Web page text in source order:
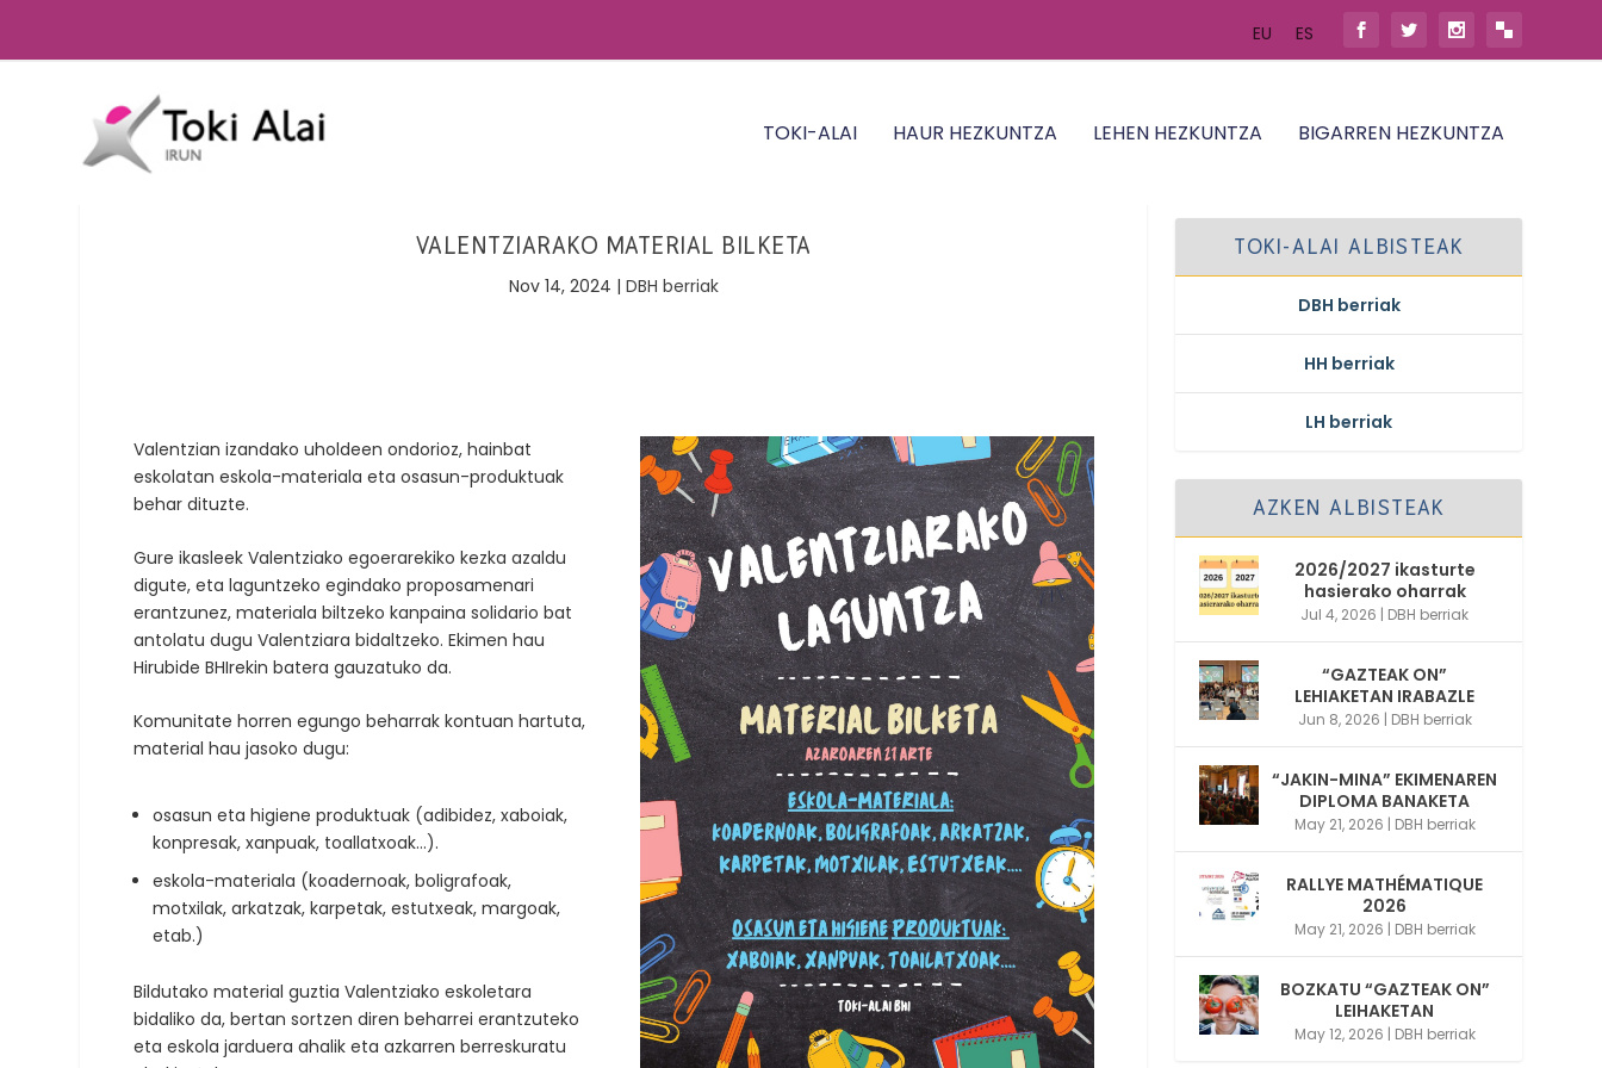
EU ES
TOKI-ALAI HAUR HEZKUNTZA LEHEN HEZKUNTZA BIGARREN HEZKUNTZA
VALENTZIARAKO MATERIAL BILKETA
Nov 14, 2024 | DBH berriak
Valentzian izandako uholdeen ondorioz, hainbat
eskolatan eskola-materiala eta osasun-produktuak
behar dituzte.
Gure ikasleek Valentziako egoerarekiko kezka azaldu
digute, eta laguntzeko egindako proposamenari
erantzunez, materiala biltzeko kanpaina solidario bat
antolatu dugu Valentziara bidaltzeko. Ekimen hau
Hirubide BHIrekin batera gauzatuko da.
Komunitate horren egungo beharrak kontuan hartuta,
material hau jasoko dugu:
osasun eta higiene produktuak (adibidez, xaboiak,
konpresak, xanpuak, toallatxoak…).
eskola-materiala (koadernoak, boligrafoak,
motxilak, arkatzak, karpetak, estutxeak, margoak,
etab.)
Bildutako material guztia Valentziako eskoletara
bidaliko da, bertan sortzen diren beharrei erantzuteko
eta eskola jarduera ahalik eta azkarren berreskuratu
TOKI-ALAI ALBISTEAK
DBH berriak
HH berriak
LH berriak
AZKEN ALBISTEAK
2026/2027 ikasturte
hasierako oharrak
Jul 4, 2026 | DBH berriak
“GAZTEAK ON”
LEHIAKETAN IRABAZLE
Jun 8, 2026 | DBH berriak
“JAKIN-MINA” EKIMENAREN
DIPLOMA BANAKETA
May 21, 2026 | DBH berriak
RALLYE MATHÉMATIQUE
2026
May 21, 2026 | DBH berriak
BOZKATU “GAZTEAK ON”
LEIHAKETAN
May 12, 2026 | DBH berriak